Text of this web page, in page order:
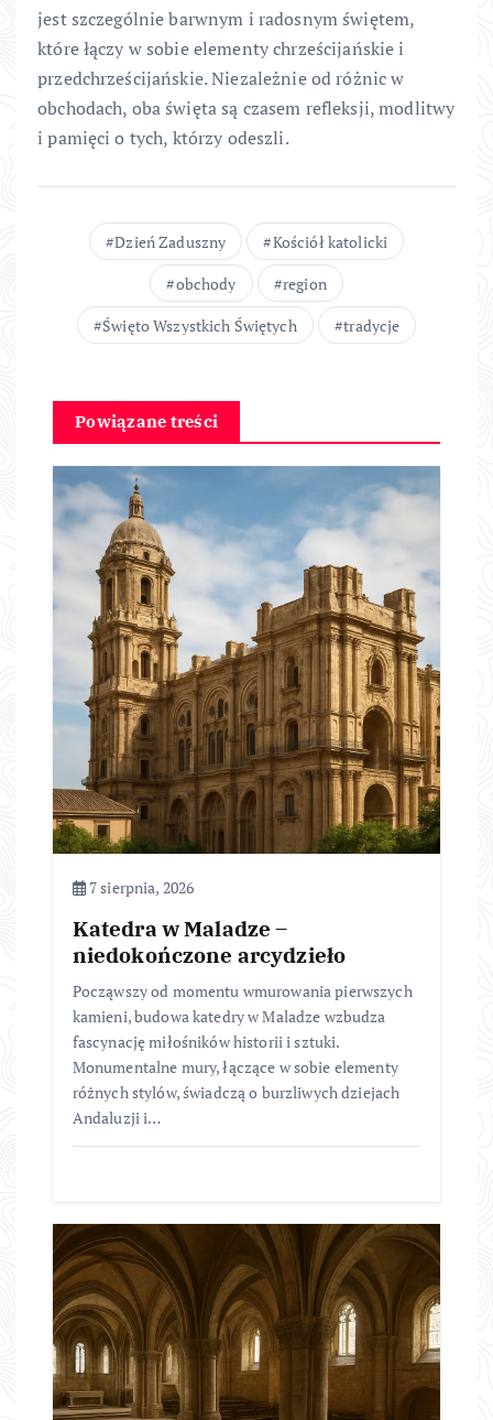
jest szczególnie barwnym i radosnym świętem,
które łączy w sobie elementy chrześcijańskie i
przedchrześcijańskie. Niezależnie od różnic w
obchodach, oba święta są czasem refleksji, modlitwy
i pamięci o tych, którzy odeszli.
Dzień Zaduszny
Kościół katolicki
obchody
region
Święto Wszystkich Świętych
tradycje
Powiązane treści
7 sierpnia, 2026
Katedra w Maladze –
niedokończone arcydzieło
Począwszy od momentu wmurowania pierwszych
kamieni, budowa katedry w Maladze wzbudza
fascynację miłośników historii i sztuki.
Monumentalne mury, łączące w sobie elementy
różnych stylów, świadczą o burzliwych dziejach
Andaluzji i…